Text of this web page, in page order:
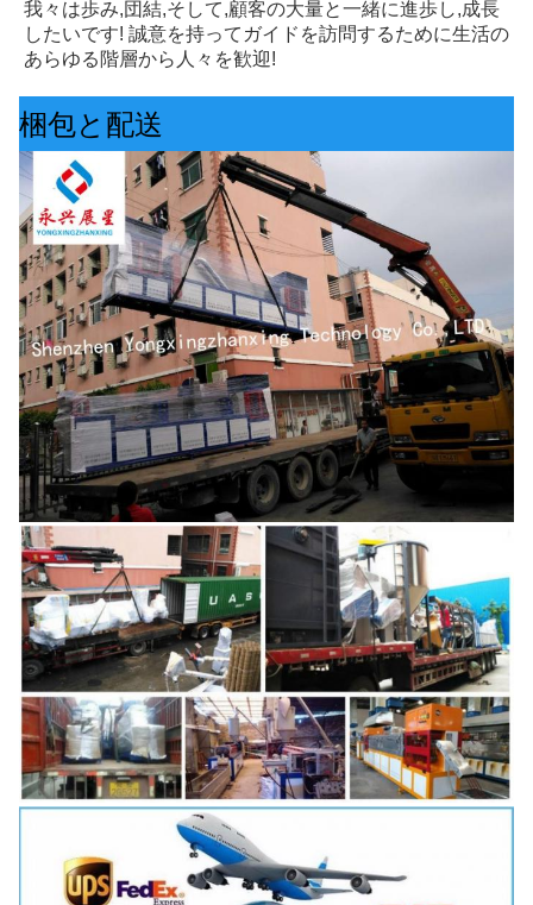
我々は歩み,団結,そして,顧客の大量と一緒に進歩し,成長
したいです! 誠意を持ってガイドを訪問するために生活の
あらゆる階層から人々を歓迎!
梱包と配送